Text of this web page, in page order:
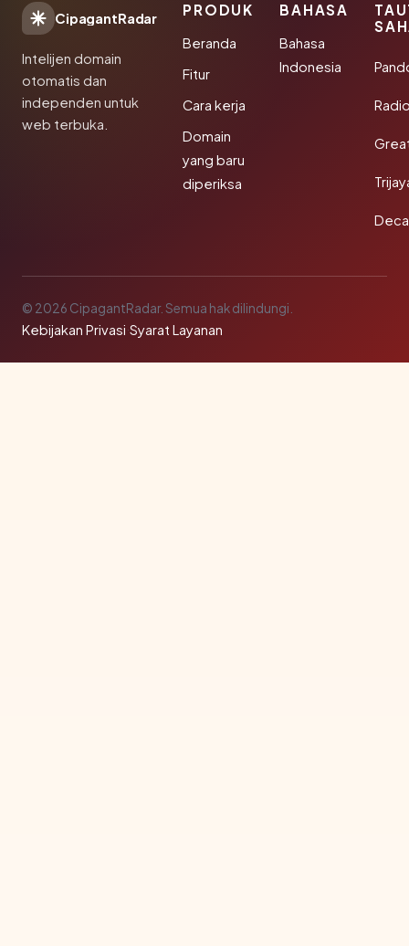
CipagantRadar
Intelijen domain
otomatis dan
independen untuk
web terbuka.
PRODUK
Beranda
Fitur
Cara kerja
Domain
yang baru
diperiksa
BAHASA
Bahasa
Indonesia
© 2026 CipagantRadar. Semua hak dilindungi.
Kebijakan Privasi·Syarat Layanan